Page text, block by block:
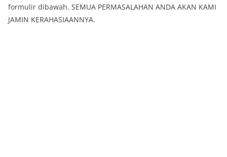
formulir dibawah. SEMUA PERMASALAHAN ANDA AKAN KAMI
JAMIN KERAHASIAANNYA.